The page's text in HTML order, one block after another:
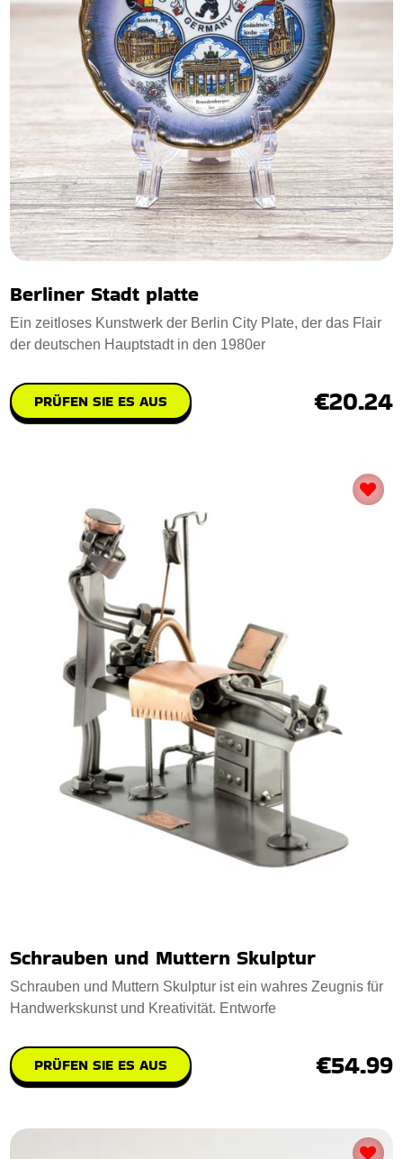
Berliner Stadt platte
Ein zeitloses Kunstwerk der Berlin City Plate, der das Flair
der deutschen Hauptstadt in den 1980er
PRÜFEN SIE ES AUS €20.24
Schrauben und Muttern Skulptur
Schrauben und Muttern Skulptur ist ein wahres Zeugnis für
Handwerkskunst und Kreativität. Entworfe
PRÜFEN SIE ES AUS €54.99